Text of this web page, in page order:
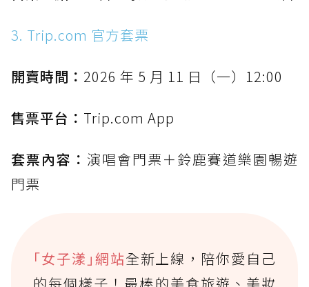
3. Trip.com 官方套票
開賣時間： 2026 年 5 月 11 日（一）12:00
售票平台： Trip.com App
套票內容： 演唱會門票＋鈴鹿賽道樂園暢遊
門票
｢女子漾｣網站全新上線，陪你愛自己